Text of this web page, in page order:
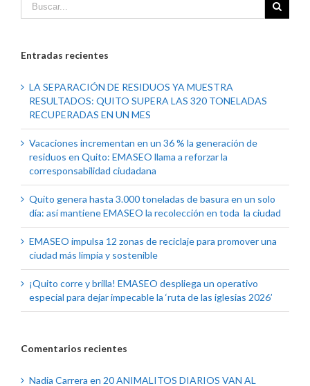
Entradas recientes
LA SEPARACIÓN DE RESIDUOS YA MUESTRA
RESULTADOS: QUITO SUPERA LAS 320 TONELADAS
RECUPERADAS EN UN MES
Vacaciones incrementan en un 36 % la generación de
residuos en Quito: EMASEO llama a reforzar la
corresponsabilidad ciudadana
Quito genera hasta 3.000 toneladas de basura en un solo
día: así mantiene EMASEO la recolección en toda la ciudad
EMASEO impulsa 12 zonas de reciclaje para promover una
ciudad más limpia y sostenible
¡Quito corre y brilla! EMASEO despliega un operativo
especial para dejar impecable la ‘ruta de las iglesias 2026’
Comentarios recientes
Nadia Carrera en 20 ANIMALITOS DIARIOS VAN AL